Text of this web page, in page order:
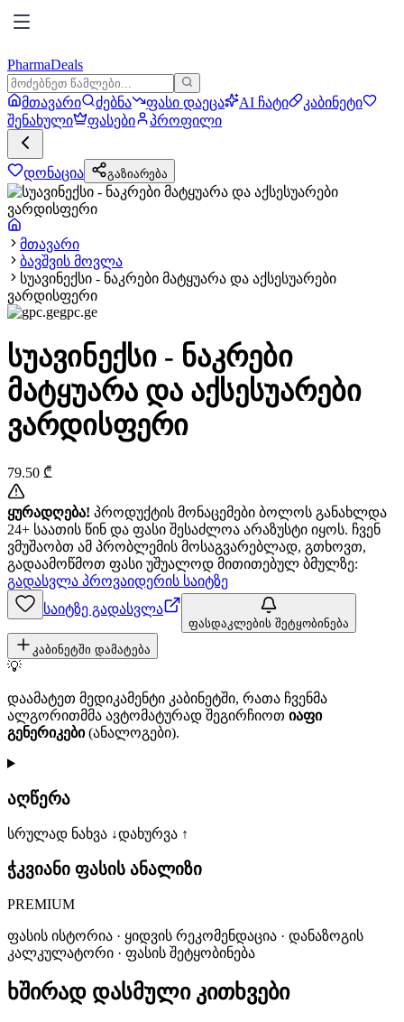
PharmaDeals
მთავარი ძებნა ფასი დაეცა AI ჩატი
კაბინეტი
შენახული
ფასები პროფილი
დონაცია გაზიარება
მთავარი
ბავშვის მოვლა
სუავინექსი - ნაკრები მატყუარა და აქსესუარები
ვარდისფერი
gpc.ge
სუავინექსი - ნაკრები
მატყუარა და აქსესუარები
ვარდისფერი
79.50 ₾
ყურადღება! პროდუქტის მონაცემები ბოლოს განახლდა
24+ საათის წინ და ფასი შესაძლოა არაზუსტი იყოს. ჩვენ
ვმუშაობთ ამ პრობლემის მოსაგვარებლად, გთხოვთ,
გადაამოწმოთ ფასი უშუალოდ მითითებულ ბმულზე:
გადასვლა პროვაიდერის საიტზე
საიტზე გადასვლა
ფასდაკლების შეტყობინება
კაბინეტში დამატება
💡
დაამატეთ მედიკამენტი კაბინეტში, რათა ჩვენმა
ალგორითმმა ავტომატურად შეგირჩიოთ იაფი
გენერიკები(ანალოგები).
აღწერა
სრულად ნახვა ↓დახურვა ↑
ჭკვიანი ფასის ანალიზი
PREMIUM
ფასის ისტორია · ყიდვის რეკომენდაცია · დანაზოგის
კალკულატორი · ფასის შეტყობინება
ხშირად დასმული კითხვები